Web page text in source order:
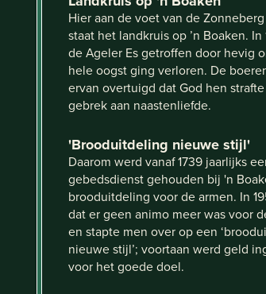
Hier aan de voet van de
staat het landkruis op ’n Boaken. In
de Ageler Es getroffen door hevig
hele oogst ging verloren. De
ervan overtuigd dat God hen
gebrek aan naastenliefde.
'Brooduitdeling nieuwe stijl'
Daarom werd vanaf 1739 jaarlijks
gebedsdienst gehouden bij 'n
brooduitdeling voor de armen. In
dat er geen animo meer was voor
en stapte men over op een
nieuwe stijl’; voortaan werd geld
voor het goede doel.